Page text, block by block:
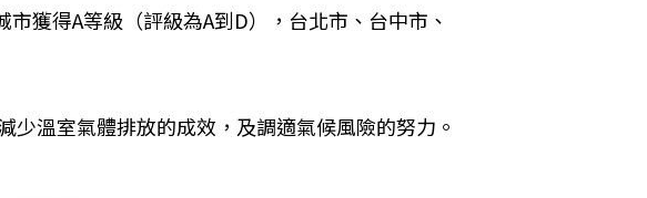
獲得A等級（評級為A到D），台北市、台中市、
少溫室氣體排放的成效，及調適氣候風險的努力。